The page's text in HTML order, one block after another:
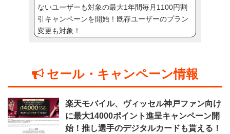
ないユーザーも対象の最大1年間毎月1100円割
引キャンペーンを開始！既存ユーザーのプラン
変更も対象！
セール・キャンペーン情報
楽天モバイル、ヴィッセル神戸ファン向け
に最大14000ポイント進呈キャンペーン開
始！推し選手のデジタルカードも貰える！